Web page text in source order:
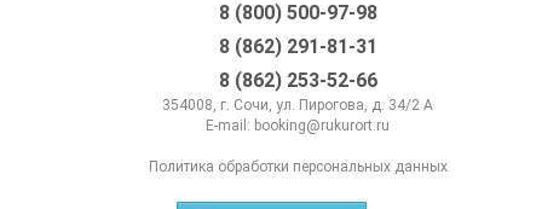
8 (800) 500-97-98
8 (862) 291-81-31
8 (862) 253-52-66
354008, г. Сочи, ул. Пирогова, д. 34/2 А
E-mail: booking@rukurort.ru
Политика обработки персональных данных